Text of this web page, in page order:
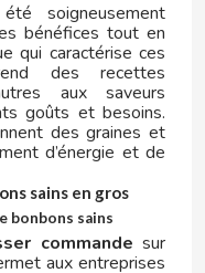
soigneusement
bénéfices tout en
qui caractérise ces
des recettes
aux saveurs
goûts et besoins.
des graines et
d’énergie et de
sains en gros
bonbons sains
commande sur
aux entreprises